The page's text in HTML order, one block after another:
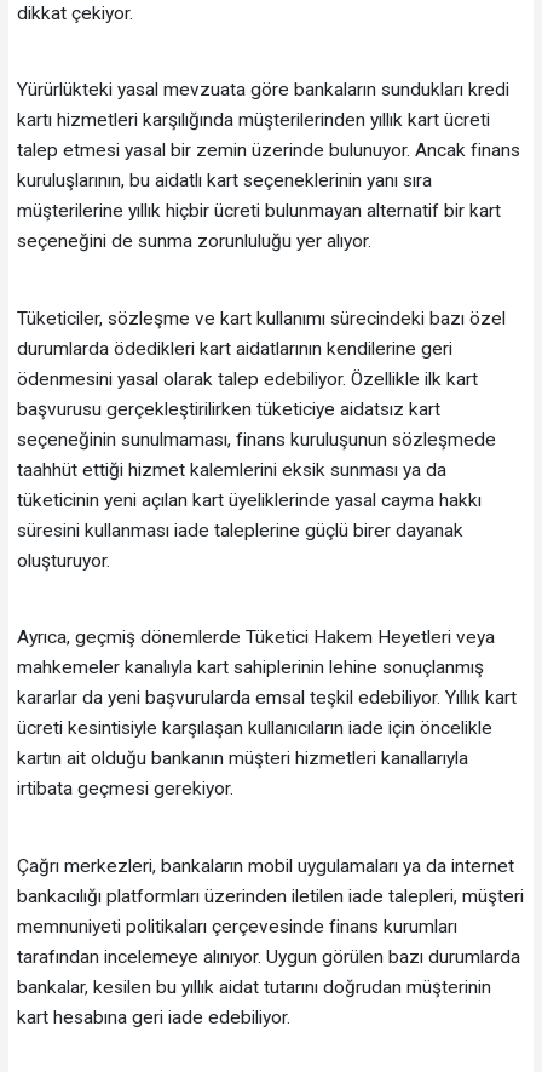
dikkat çekiyor.
Yürürlükteki yasal mevzuata göre bankaların sundukları kredi
kartı hizmetleri karşılığında müşterilerinden yıllık kart ücreti
talep etmesi yasal bir zemin üzerinde bulunuyor. Ancak finans
kuruluşlarının, bu aidatlı kart seçeneklerinin yanı sıra
müşterilerine yıllık hiçbir ücreti bulunmayan alternatif bir kart
seçeneğini de sunma zorunluluğu yer alıyor.
Tüketiciler, sözleşme ve kart kullanımı sürecindeki bazı özel
durumlarda ödedikleri kart aidatlarının kendilerine geri
ödenmesini yasal olarak talep edebiliyor. Özellikle ilk kart
başvurusu gerçekleştirilirken tüketiciye aidatsız kart
seçeneğinin sunulmaması, finans kuruluşunun sözleşmede
taahhüt ettiği hizmet kalemlerini eksik sunması ya da
tüketicinin yeni açılan kart üyeliklerinde yasal cayma hakkı
süresini kullanması iade taleplerine güçlü birer dayanak
oluşturuyor.
Ayrıca, geçmiş dönemlerde Tüketici Hakem Heyetleri veya
mahkemeler kanalıyla kart sahiplerinin lehine sonuçlanmış
kararlar da yeni başvurularda emsal teşkil edebiliyor. Yıllık kart
ücreti kesintisiyle karşılaşan kullanıcıların iade için öncelikle
kartın ait olduğu bankanın müşteri hizmetleri kanallarıyla
irtibata geçmesi gerekiyor.
Çağrı merkezleri, bankaların mobil uygulamaları ya da internet
bankacılığı platformları üzerinden iletilen iade talepleri, müşteri
memnuniyeti politikaları çerçevesinde finans kurumları
tarafından incelemeye alınıyor. Uygun görülen bazı durumlarda
bankalar, kesilen bu yıllık aidat tutarını doğrudan müşterinin
kart hesabına geri iade edebiliyor.